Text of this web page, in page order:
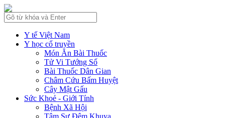
Y tế Việt Nam
Y học cổ truyền
Món Ăn Bài Thuốc
Tử Vi Tướng Số
Bài Thuốc Dân Gian
Châm Cứu Bấm Huyệt
Cây Mật Gấu
Sức Khoẻ - Giới Tính
Bệnh Xã Hội
Tâm Sự Đêm Khuya